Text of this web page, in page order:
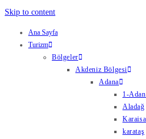
Skip to content
Ana Sayfa
Turizm
Bölgeler
Akdeniz Bölgesi
Adana
1-
Aladağ
karataş